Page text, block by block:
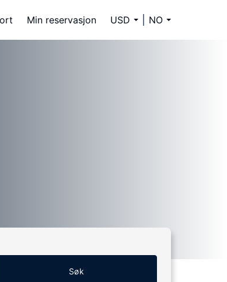
Min reservasjon USD NO
Søk